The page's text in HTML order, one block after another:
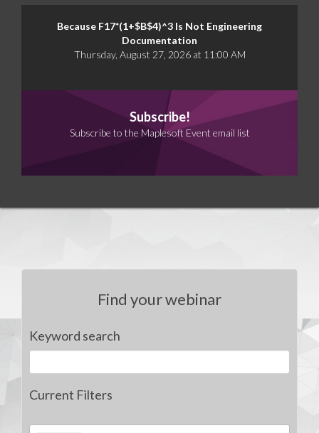
Because F17*(1+$B$4)^3 Is Not Engineering
Documentation
Thursday, August 27, 2026 at 11:00 AM
Subscribe!
Subscribe to the Maplesoft Event email list
Find your webinar
Keyword search
Current Filters